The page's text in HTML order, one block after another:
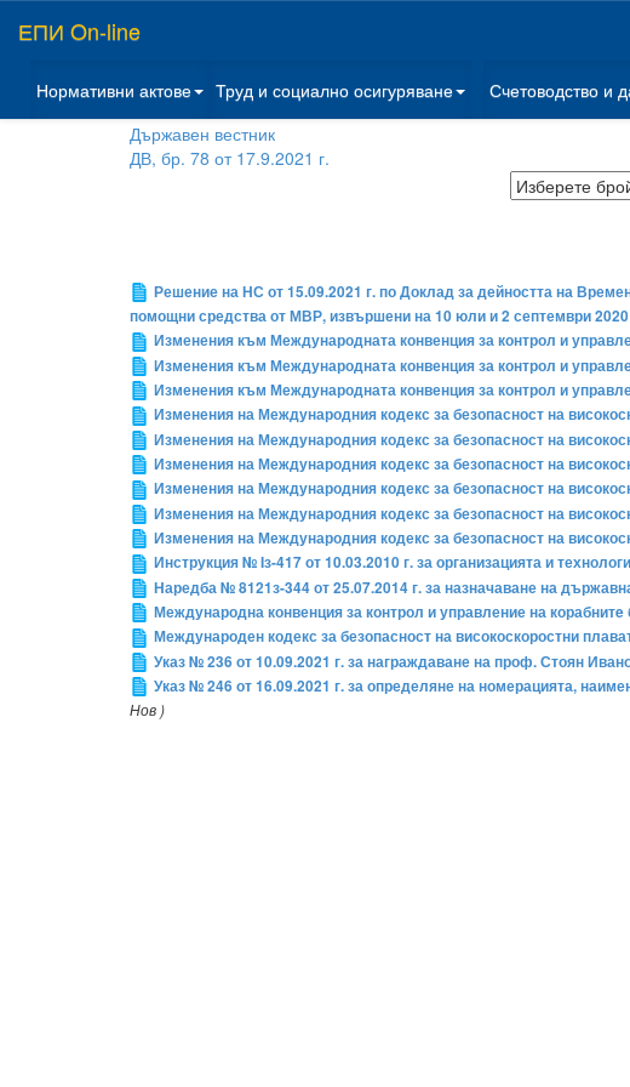
ЕПИ On-line
Нормативни актове Труд и социално осигуряване Счетоводство и
Държавен вестник
ДВ, бр. 78 от 17.9.2021 г.
Решение на НС от 15.09.2021 г. по Доклад за дейността на
помощни средства от МВР, извършени на 10 юли и 2 септември 2020
Изменения към Международната конвенция за контрол и
Изменения към Международната конвенция за контрол и
Изменения към Международната конвенция за контрол и
Изменения на Международния кодекс за безопасност на
Изменения на Международния кодекс за безопасност на
Изменения на Международния кодекс за безопасност на
Изменения на Международния кодекс за безопасност на
Изменения на Международния кодекс за безопасност на
Изменения на Международния кодекс за безопасност на
Инструкция № Iз-417 от 10.03.2010 г. за организацията и
Наредба № 8121з-344 от 25.07.2014 г. за назначаване на
Международна конвенция за контрол и управление на
Международен кодекс за безопасност на високоскоростни
Указ № 236 от 10.09.2021 г. за награждаване на проф. Стоян
Указ № 246 от 16.09.2021 г. за определяне на номерацията,
Нов )